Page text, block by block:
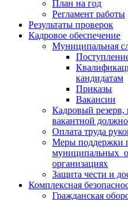
План на год
Регламент работы
Результаты проверок
Кадровое обеспечение
Муниципальная
кандидатам
Приказы
Вакансии
Кадровый резерв,
вакантной
Оплата труда
Меры поддержки
муниципальных
организациях
Защита чести и
Комплексная
Гражданская